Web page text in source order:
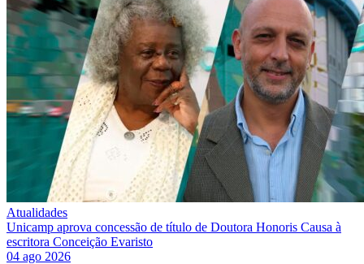
Atualidades
Unicamp aprova concessão de título de Doutora Honoris Causa à
escritora Conceição Evaristo
04 ago 2026